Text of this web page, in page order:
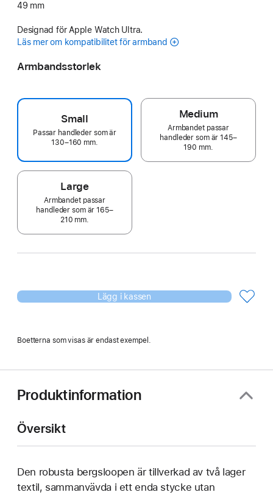
49 mm
Designad för Apple Watch Ultra.
Läs mer om kompatibilitet för armband
Armbandsstorlek
Small
Passar handleder som är
130–160 mm.
Medium
Armbandet passar
handleder som är 145–
190 mm.
Large
Armbandet passar
handleder som är 165–
210 mm.
Lägg i kassen
Boetterna som visas är endast exempel.
Produktinformation
Översikt
Den robusta bergsloopen är tillverkad av två lager
textil, sammanvävda i ett enda stycke utan